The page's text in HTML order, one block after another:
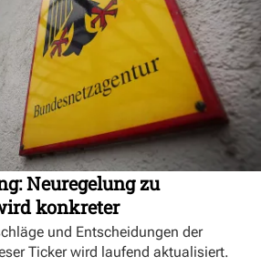
Neuregelung zu
konkreter
und Entscheidungen der
Ticker wird laufend aktualisiert.